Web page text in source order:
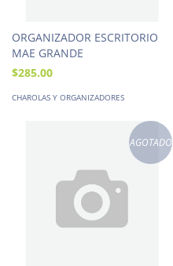
ORGANIZADOR ESCRITORIO
MAE GRANDE
$285.00
CHAROLAS Y ORGANIZADORES
AGOTADO